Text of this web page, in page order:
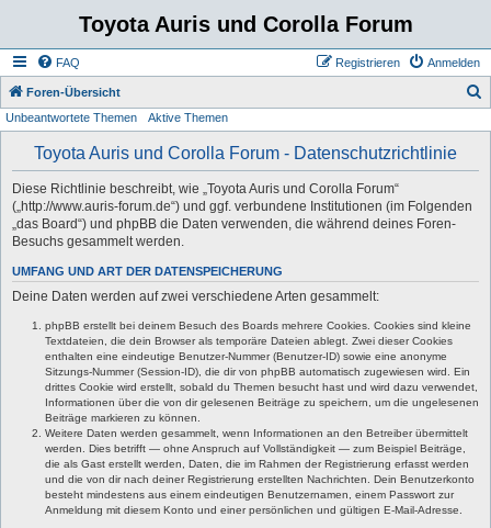
Toyota Auris und Corolla Forum
FAQ Anmelden
Registrieren
Foren-Übersicht
Unbeantwortete Themen Aktive Themen
Toyota Auris und Corolla Forum - Datenschutzrichtlinie
Diese Richtlinie beschreibt, wie „Toyota Auris und Corolla Forum“
(„http://www.auris-forum.de“) und ggf. verbundene Institutionen (im Folgenden
„das Board“) und phpBB die Daten verwenden, die während deines Foren-
Besuchs gesammelt werden.
UMFANG UND ART DER DATENSPEICHERUNG
Deine Daten werden auf zwei verschiedene Arten gesammelt:
phpBB erstellt bei deinem Besuch des Boards mehrere Cookies. Cookies sind kleine
Textdateien, die dein Browser als temporäre Dateien ablegt. Zwei dieser Cookies
enthalten eine eindeutige Benutzer-Nummer (Benutzer-ID) sowie eine anonyme
Sitzungs-Nummer (Session-ID), die dir von phpBB automatisch zugewiesen wird. Ein
drittes Cookie wird erstellt, sobald du Themen besucht hast und wird dazu verwendet,
Informationen über die von dir gelesenen Beiträge zu speichern, um die ungelesenen
Beiträge markieren zu können.
Weitere Daten werden gesammelt, wenn Informationen an den Betreiber übermittelt
werden. Dies betrifft — ohne Anspruch auf Vollständigkeit — zum Beispiel Beiträge,
die als Gast erstellt werden, Daten, die im Rahmen der Registrierung erfasst werden
und die von dir nach deiner Registrierung erstellten Nachrichten. Dein Benutzerkonto
besteht mindestens aus einem eindeutigen Benutzernamen, einem Passwort zur
Anmeldung mit diesem Konto und einer persönlichen und gültigen E-Mail-Adresse.